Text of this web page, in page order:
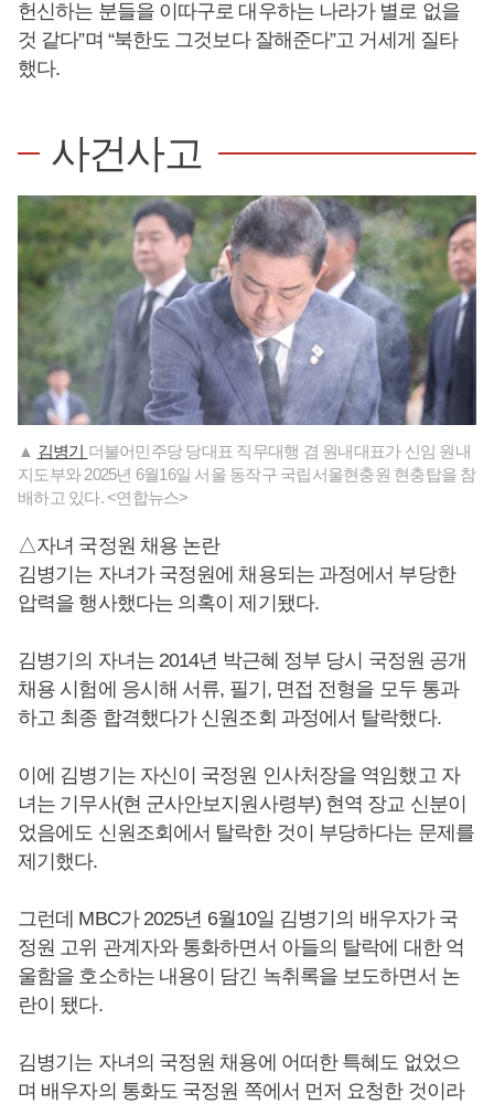
헌신하는 분들을 이따구로 대우하는 나라가 별로 없을
것 같다”며 “북한도 그것보다 잘해준다”고 거세게 질타
했다.
사건사고
▲ 김병기 더불어민주당 당대표 직무대행 겸 원내대표가 신임 원내
지도부와 2025년 6월16일 서울 동작구 국립서울현충원 현충탑을 참
배하고 있다. <연합뉴스>
△자녀 국정원 채용 논란
김병기는 자녀가 국정원에 채용되는 과정에서 부당한
압력을 행사했다는 의혹이 제기됐다.
김병기의 자녀는 2014년 박근혜 정부 당시 국정원 공개
채용 시험에 응시해 서류, 필기, 면접 전형을 모두 통과
하고 최종 합격했다가 신원조회 과정에서 탈락했다.
이에 김병기는 자신이 국정원 인사처장을 역임했고 자
녀는 기무사(현 군사안보지원사령부) 현역 장교 신분이
었음에도 신원조회에서 탈락한 것이 부당하다는 문제를
제기했다.
그런데 MBC가 2025년 6월10일 김병기의 배우자가 국
정원 고위 관계자와 통화하면서 아들의 탈락에 대한 억
울함을 호소하는 내용이 담긴 녹취록을 보도하면서 논
란이 됐다.
김병기는 자녀의 국정원 채용에 어떠한 특혜도 없었으
며 배우자의 통화도 국정원 쪽에서 먼저 요청한 것이라